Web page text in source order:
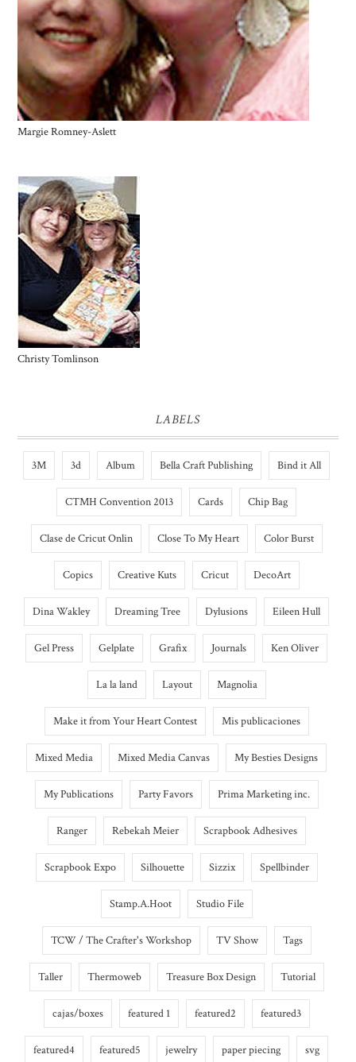
Margie Romney-Aslett
Christy Tomlinson
LABELS
3M 3d Album Bella Craft Publishing Bind it All
CTMH Convention 2013 Cards Chip Bag
Clase de Cricut Onlin Close To My Heart Color Burst
Copics Creative Kuts Cricut DecoArt
Dina Wakley Dreaming Tree Dylusions Eileen Hull
Gel Press Gelplate Grafix Journals Ken Oliver
La la land Layout Magnolia
Make it from Your Heart Contest Mis publicaciones
Mixed Media Mixed Media Canvas My Besties Designs
My Publications Party Favors Prima Marketing inc.
Ranger Rebekah Meier Scrapbook Adhesives
Scrapbook Expo Silhouette Sizzix Spellbinder
Stamp.A.Hoot Studio File
TCW / The Crafter's Workshop TV Show Tags
Taller Thermoweb Treasure Box Design Tutorial
cajas/boxes featured 1 featured2 featured3
featured4 featured5 jewelry paper piecing svg